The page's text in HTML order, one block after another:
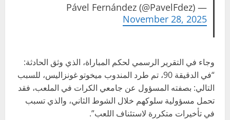
— Pável Fernández (@PavelFdez)
November 28, 2025
وجاء في التقرير الرسمي لحكم المباراة، الذي وثق الحادثة:
“في الدقيقة 90، تم طرد المندوب ميخوتو غونزاليس، للسبب
التالي: بصفته المسؤول عن جامعي الكرات في الملعب، فقد
تحمل مسؤولية سلوكهم خلال الشوط الثاني، والذي تسبب
في تأخيرات متكررة لاستئناف اللعب”.